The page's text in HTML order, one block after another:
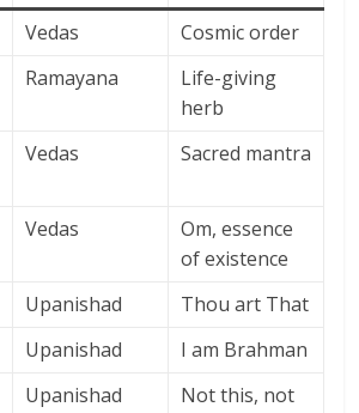
Vedas
Cosmic order
Ramayana
Life-giving
herb
Vedas Sacred mantra
Vedas
Om, essence
of existence
Upanishad
Thou art That
Upanishad
I am Brahman
Upanishad
Not this, not